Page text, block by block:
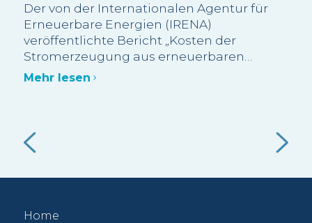
Der von der Internationalen Agentur für
Erneuerbare Energien (IRENA)
veröffentlichte Bericht „Kosten der
Stromerzeugung aus erneuerbaren
Energien im Jahr 2025“ schätzt, dass mehr
als die kostengünstigste neue fossile
Alternative.
Mehr lesen
Home